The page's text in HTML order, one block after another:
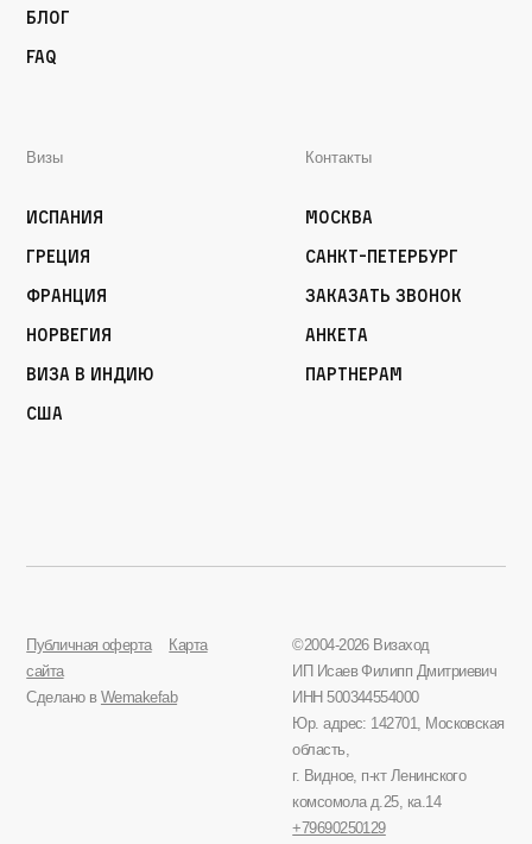
Блог
FAQ
Визы
Испания
Греция
Франция
Норвегия
Виза в Индию
США
Контакты
Москва
Санкт-Петербург
Заказать звонок
Анкета
Партнерам
Публичная оферта
Карта
сайта
Сделано в Wemakefab
©2004-2026 Визаход
ИП Исаев Филипп Дмитриевич
ИНН 500344554000
Юр. адрес: 142701, Московская
область,
г. Видное, п-кт Ленинского
комсомола д.25, ка.14
+79690250129